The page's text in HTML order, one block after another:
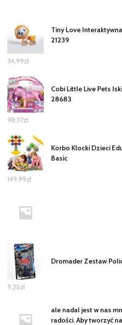
Tiny Love
21239
34,99zł
Cobi Little Live Pets
28683
98,37zł
Korbo Klocki Dzieci
Basic
149,99zł
Dromader Zestaw
9,25zł
ale nadal jest w nas
radości. Aby tworzyć